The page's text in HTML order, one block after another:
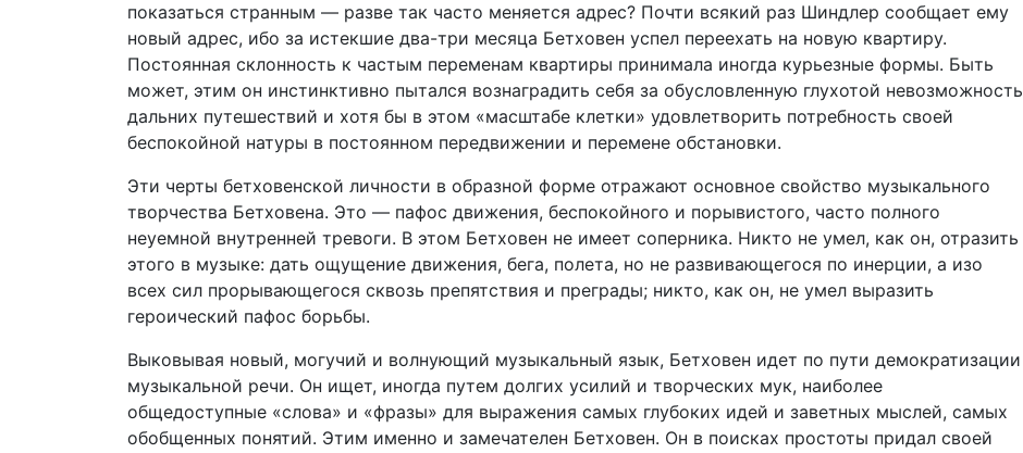
показаться странным — разве так часто меняется адрес? Почти всякий раз Шиндлер сообщает ему
новый адрес, ибо за истекшие два-три месяца Бетховен успел переехать на новую квартиру.
Постоянная склонность к частым переменам квартиры принимала иногда курьезные формы. Быть
может, этим он инстинктивно пытался вознаградить себя за обусловленную глухотой невозможность
дальних путешествий и хотя бы в этом «масштабе клетки» удовлетворить потребность своей
беспокойной натуры в постоянном передвижении и перемене обстановки.
Эти черты бетховенской личности в образной форме отражают основное свойство музыкального
творчества Бетховена. Это — пафос движения, беспокойного и порывистого, часто полного
неуемной внутренней тревоги. В этом Бетховен не имеет соперника. Никто не умел, как он, отразить
этого в музыке: дать ощущение движения, бега, полета, но не развивающегося по инерции, а изо
всех сил прорывающегося сквозь препятствия и преграды; никто, как он, не умел выразить
героический пафос борьбы.
Выковывая новый, могучий и волнующий музыкальный язык, Бетховен идет по пути демократизации
музыкальной речи. Он ищет, иногда путем долгих усилий и творческих мук, наиболее
общедоступные «слова» и «фразы» для выражения самых глубоких идей и заветных мыслей, самых
обобщенных понятий. Этим именно и замечателен Бетховен. Он в поисках простоты придал своей